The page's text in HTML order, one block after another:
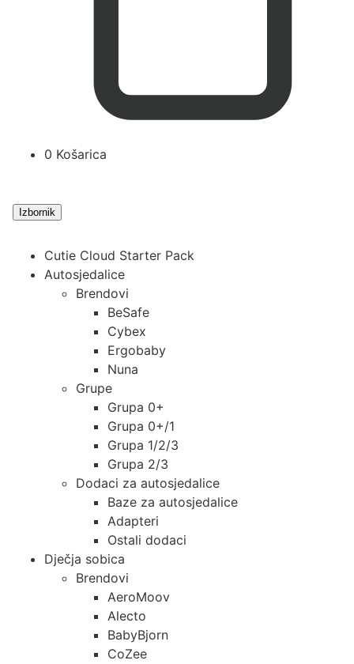
0 Košarica
Izbornik
Cutie Cloud Starter Pack
Autosjedalice
Brendovi
BeSafe
Cybex
Ergobaby
Nuna
Grupe
Grupa 0+
Grupa 0+/1
Grupa 1/2/3
Grupa 2/3
Dodaci za autosjedalice
Baze za autosjedalice
Adapteri
Ostali dodaci
Dječja sobica
Brendovi
AeroMoov
Alecto
BabyBjorn
CoZee